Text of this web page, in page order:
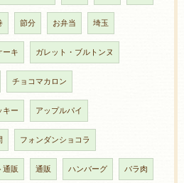
節分 お弁当 埼玉
ーキ ガレット・ブルトンヌ
チョコマカロン
キー アップルパイ
フォンダンショコラ
通販 通販 ハンバーグ バラ肉